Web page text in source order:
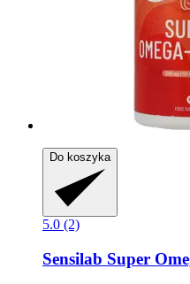
Do koszyka
5.0 (2)
Sensilab Super